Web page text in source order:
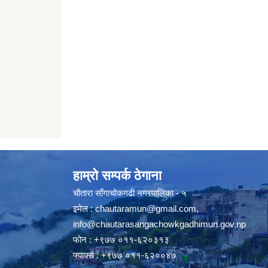
हाम्रो सम्पर्क ठेगाना
चौतारा साँगाचोकगढी नगरपालिका - ५
इमेल :chautaramun@gmail.com,
info@chautarasangachowkgadhimun.gov.np
फोन : +९७७ ०११-६२०३१३
फ्याक्स : +९७७ ०११-६२००४७